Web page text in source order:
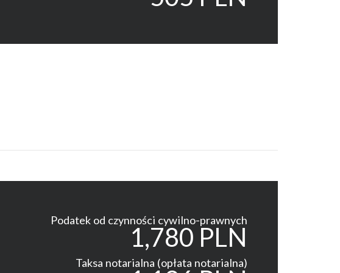
Podatek od czynności cywilno-prawnych
1,780 PLN
Taksa notarialna (opłata notarialna)